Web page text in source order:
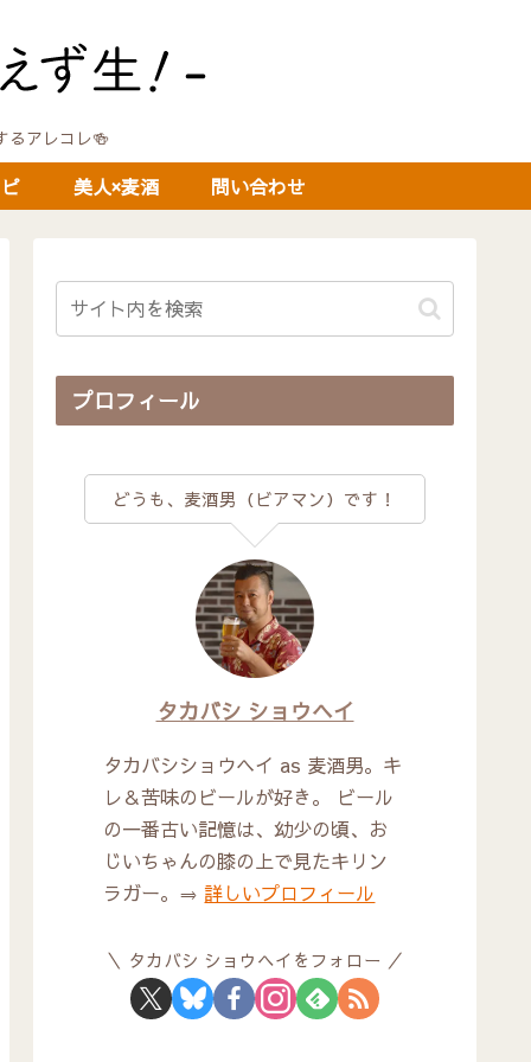
アレコレ🍻
美人×麦酒 問い合わせ
プロフィール
どうも、麦酒男（ビアマン）です！
タカバシ ショウヘイ
タカバシショウヘイ as 麦酒男。キ
レ＆苦味のビールが好き。 ビール
の一番古い記憶は、幼少の頃、お
じいちゃんの膝の上で見たキリン
ラガー。⇒詳しいプロフィール
タカバシ ショウヘイをフォロー